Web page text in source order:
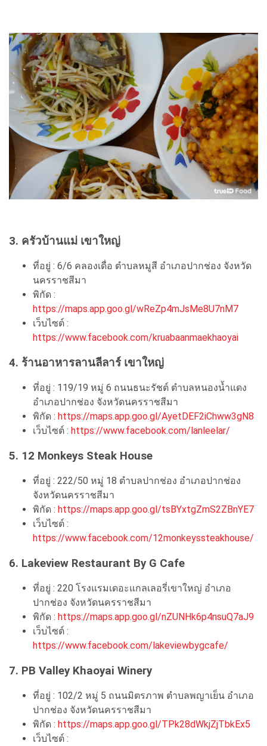
3. ครัวบ้านแม่ เขาใหญ่
ที่อยู่ : 6/6 คลองเดื่อ ตำบลหมูสี อำเภอปากช่อง จังหวัด
นครราชสีมา
พิกัด :
https://maps.app.goo.gl/wReZp4mJsMe8U7nM7
เว็บไซต์ :
https://www.facebook.com/kruabaanmaekhaoyai
4. ร้านอาหารลานลีลาร์ เขาใหญ่
ที่อยู่ : 119/19 หมู่ 6 ถนนธนะรัชต์ ตำบลหนองน้ำแดง
อำเภอปากช่อง จังหวัดนครราชสีมา
พิกัด : https://maps.app.goo.gl/AyetDEF2iChww3gN8
เว็บไซต์ : https://www.facebook.com/lanleelar/
5. 12 Monkeys Steak House
ที่อยู่ : 222/50 หมู่ 18 ตำบลปากช่อง อำเภอปากช่อง
จังหวัดนครราชสีมา
พิกัด : https://maps.app.goo.gl/tsBYxtgZmS2ZBnYE7
เว็บไซต์ :
https://www.facebook.com/12monkeyssteakhouse/
6. Lakeview Restaurant By G Cafe
ที่อยู่ : 220 โรงแรมเดอะแกลเลอรี่เขาใหญ่ อำเภอ
ปากช่อง จังหวัดนครราชสีมา
พิกัด : https://maps.app.goo.gl/nZUNHk6p4nsuQ7aJ9
เว็บไซต์ :
https://www.facebook.com/lakeviewbygcafe/
7. PB Valley Khaoyai Winery
ที่อยู่ : 102/2 หมู่ 5 ถนนมิตรภาพ ตำบลพญาเย็น อำเภอ
ปากช่อง จังหวัดนครราชสีมา
พิกัด : https://maps.app.goo.gl/TPk28dWkjZjTbkEx5
เว็บไซต์ :